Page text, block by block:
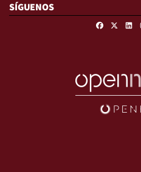
SÍGUENOS
Facebook